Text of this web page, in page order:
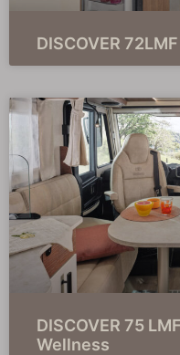
DISCOVER
DISCOVER 75
Wellness